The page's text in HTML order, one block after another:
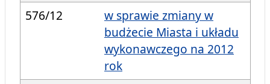
576/12
w sprawie zmiany w
budżecie Miasta i układu
wykonawczego na 2012
rok